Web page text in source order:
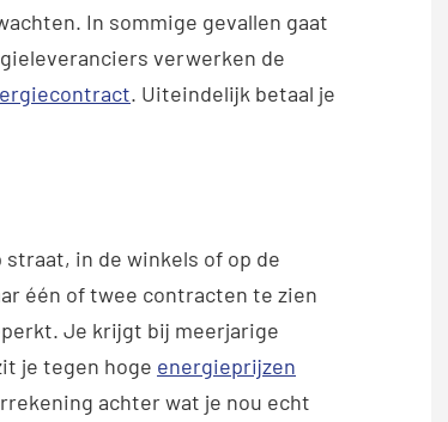
In sommige gevallen gaat
verwerken de
. Uiteindelijk betaal je
in de winkels of op de
één of twee contracten te zien
Je krijgt bij meerjarige
je tegen hoge energieprijzen
achter wat je nou echt